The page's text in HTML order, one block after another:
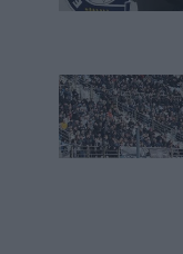
Ταλαιπωρία